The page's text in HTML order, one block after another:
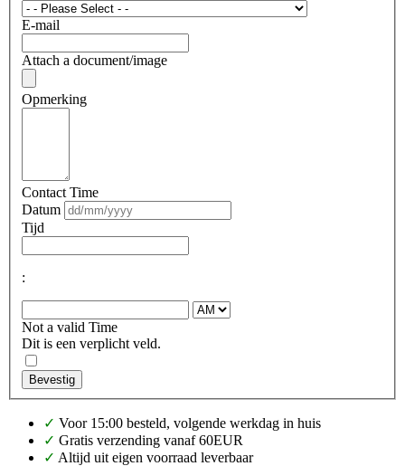
E-mail
Attach a document/image
Opmerking
Contact Time
Datum
Tijd
:
Not a valid Time
Dit is een verplicht veld.
Bevestig
✓ Voor 15:00 besteld, volgende werkdag in huis
✓ Gratis verzending vanaf 60EUR
✓ Altijd uit eigen voorraad leverbaar